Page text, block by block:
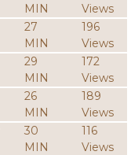
MIN
Views
27
MIN
196
Views
29
MIN
172
Views
26
MIN
189
Views
30
MIN
116
Views